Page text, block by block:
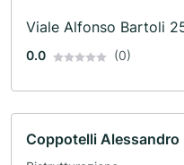
Viale Alfonso Bartoli
0.0 (0)
Coppotelli Alessandro